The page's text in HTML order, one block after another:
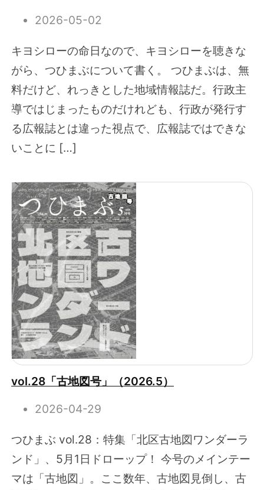
2026-05-02
キヨシローの命日なので、キヨシローを聴きな
がら、つひまぶについて書く。 つひまぶは、無
料だけど、れっきとした地域情報誌だ。行政主
導ではじまったものだけれども、行政が発行す
る広報誌とは違った視点で、広報誌ではできな
いことに […]
vol.28「古地図号」（2026.5）
2026-04-29
つひまぶ vol.28：特集「北区古地図ワンダーラ
ンド」、5月1日ドローップ！ 今号のメインテー
マは「古地図」。ここ数年、古地図見倒し、古